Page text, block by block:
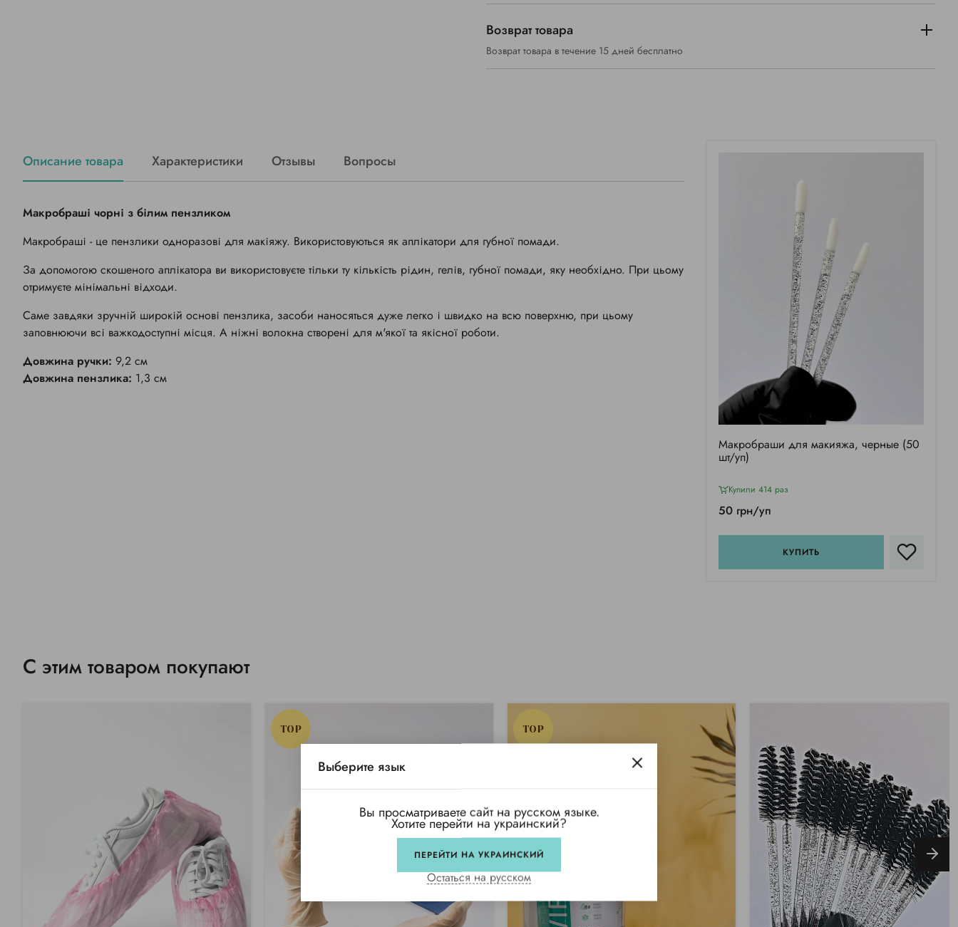
Возврат товара
Возврат товара в течение 15 дней бесплатно
Описание товара Характеристики Отзывы Вопросы
Макробраші чорні з білим пензликом
Макробраші - це пензлики одноразові для макіяжу. Використовуються як аплікатори для губної помади.
За допомогою скошеного аплікатора ви використовуєте тільки ту кількість рідин, гелів, губної помади, яку необхідно. При цьому
отримуєте мінімальні відходи.
Саме завдяки зручній широкій основі пензлика, засоби наносяться дуже легко і швидко на всю поверхню, при цьому
заповнюючи всі важкодоступні місця. А ніжні волокна створені для м'якої та якісної роботи.
Довжина ручки: 9,2 см
Довжина пензлика: 1,3 см
Макробраши для макияжа, черные (50
шт/уп)
Купили 414 раз
50 грн/уп
КУПИТЬ
С этим товаром покупают
TOP TOP
Выберите язык
Вы просматриваете сайт на русском языке.
Хотите перейти на украинский?
ПЕРЕЙТИ НА УКРАИНСКИЙ
Остаться на русском